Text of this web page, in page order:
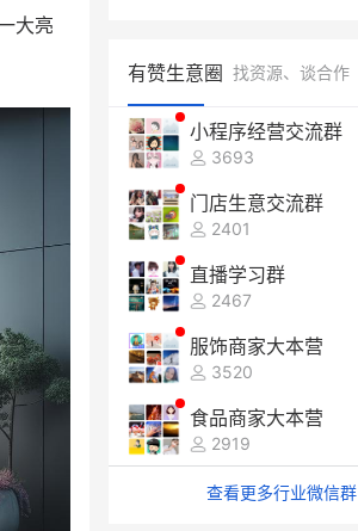
大亮
有赞生意圈 找资源、谈合作
小程序经营交流群
3693
门店生意交流群
2401
直播学习群
2467
服饰商家大本营
3520
食品商家大本营
2919
查看更多行业微信群